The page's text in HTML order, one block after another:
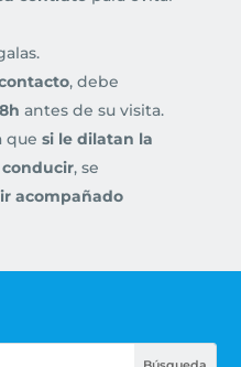
, debe
antes de su visita.
que si le dilatan la
, se
acompañado